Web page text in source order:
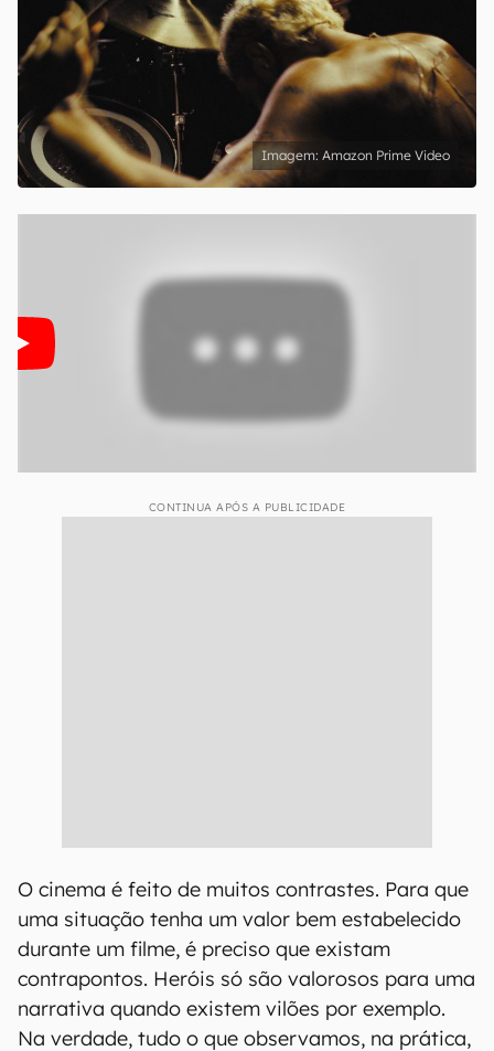
Amazon Prime Video
CONTINUA APÓS A PUBLICIDADE
O cinema é feito de muitos contrastes. Para que
uma situação tenha um valor bem estabelecido
durante um filme, é preciso que existam
contrapontos. Heróis só são valorosos para uma
narrativa quando existem vilões por exemplo.
Na verdade, tudo o que observamos, na prática,